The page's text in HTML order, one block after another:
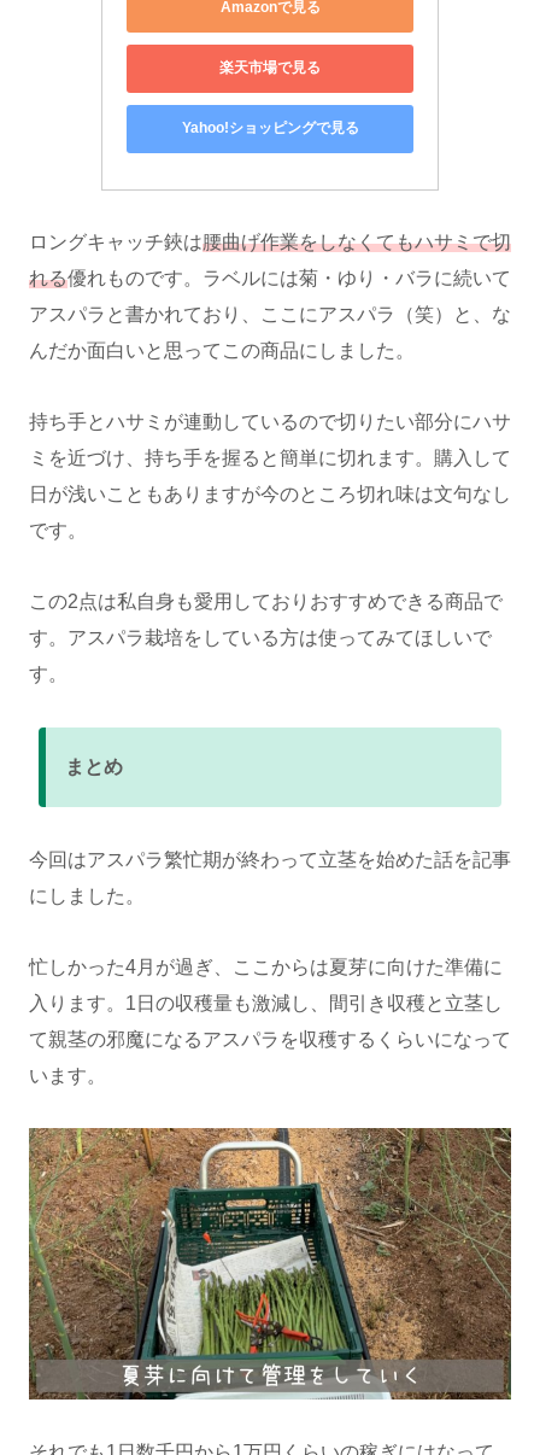
Amazonで見る
楽天市場で見る
Yahoo!ショッピングで見る
ロングキャッチ鋏は腰曲げ作業をしなくてもハサミで切
れる優れものです。ラベルには菊・ゆり・バラに続いて
アスパラと書かれており、ここにアスパラ（笑）と、な
んだか面白いと思ってこの商品にしました。
持ち手とハサミが連動しているので切りたい部分にハサ
ミを近づけ、持ち手を握ると簡単に切れます。購入して
日が浅いこともありますが今のところ切れ味は文句なし
です。
この2点は私自身も愛用しておりおすすめできる商品で
す。アスパラ栽培をしている方は使ってみてほしいで
す。
まとめ
今回はアスパラ繁忙期が終わって立茎を始めた話を記事
にしました。
忙しかった4月が過ぎ、ここからは夏芽に向けた準備に
入ります。1日の収穫量も激減し、間引き収穫と立茎し
て親茎の邪魔になるアスパラを収穫するくらいになって
います。